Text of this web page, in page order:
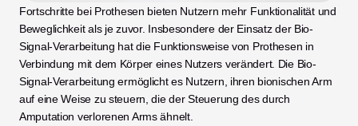
Fortschritte bei Prothesen bieten Nutzern mehr Funktionalität und
Beweglichkeit als je zuvor. Insbesondere der Einsatz der Bio-
Signal-Verarbeitung hat die Funktionsweise von Prothesen in
Verbindung mit dem Körper eines Nutzers verändert. Die Bio-
Signal-Verarbeitung ermöglicht es Nutzern, ihren bionischen Arm
auf eine Weise zu steuern, die der Steuerung des durch
Amputation verlorenen Arms ähnelt.